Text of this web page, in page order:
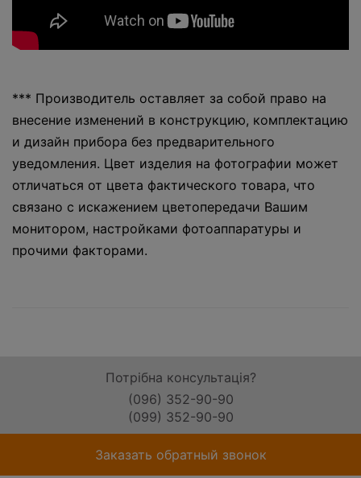
*** Производитель оставляет за собой право на
внесение изменений в конструкцию, комплектацию
и дизайн прибора без предварительного
уведомления. Цвет изделия на фотографии может
отличаться от цвета фактического товара, что
связано с искажением цветопередачи Вашим
монитором, настройками фотоаппаратуры и
прочими факторами.
Потрібна консультація?
(096) 352-90-90
(099) 352-90-90
Заказать обратный звонок